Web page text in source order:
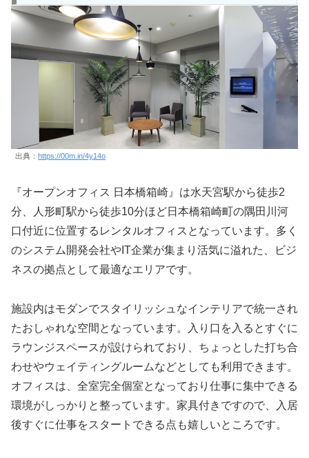
出典： https://00m.in/4y14o
『オープンオフィス 日本橋箱崎』は水天宮駅から徒歩2
分、人形町駅から徒歩10分ほど日本橋箱崎町の隅田川河
口付近に位置するレンタルオフィスとなっています。多く
のシステム開発会社やIT企業が集まり活気に溢れた、ビジ
ネスの拠点として最適なエリアです。
施設内はモダンでスタイリッシュなインテリアで統一され
たおしゃれな空間となっています。入り口を入るとすぐに
ラウンジスペースが設けられており、ちょっとした打ち合
わせやウェイティングルームなどとしても利用できます。
オフィスは、全室完全個室となっており仕事に集中できる
環境がしっかりと整っています。家具付きですので、入居
後すぐに仕事をスタートできる点も嬉しいところです。